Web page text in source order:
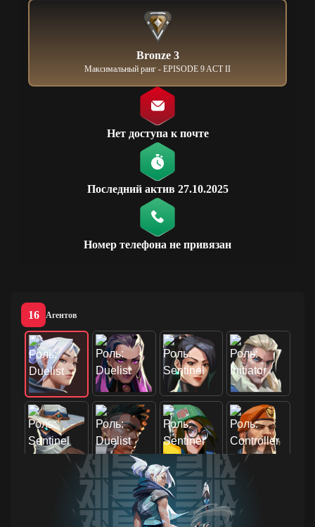
Bronze 3
Максимальный ранг - EPISODE 9 ACT II
Нет доступа к почте
Последний актив 27.10.2025
Номер телефона не привязан
16 Агентов